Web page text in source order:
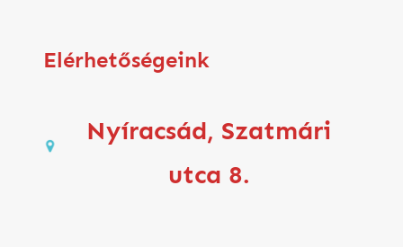
Elérhetőségeink
Nyíracsád, Szatmári
utca 8.